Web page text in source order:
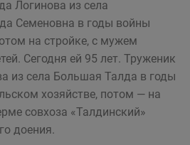
Логинова из села
Семеновна в годы войны
на стройке, с мужем
Сегодня ей 95 лет. Труженик
из села Большая Талда в годы
хозяйстве, потом — на
совхоза «Талдинский»
доения.